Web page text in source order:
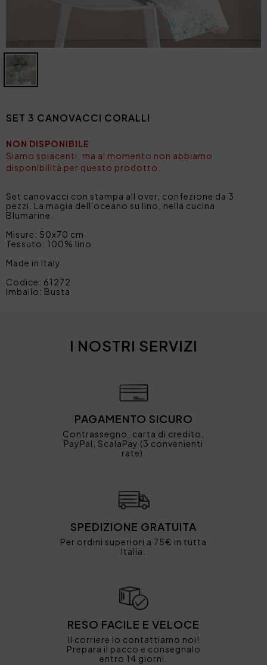
SET 3 CANOVACCI CORALLI
NON DISPONIBILE
Siamo spiacenti, ma al momento non abbiamo
disponibilità per questo prodotto.
Set canovacci con stampa all over, confezione da 3
pezzi. La magia dell'oceano su lino, nella cucina
Blumarine.
Misure: 50x70 cm
Tessuto: 100% lino
Made in Italy
Codice: 61272
Imballo: Busta
I NOSTRI SERVIZI
PAGAMENTO SICURO
Contrassegno, carta di credito,
PayPal, ScalaPay (3 convenienti
rate).
SPEDIZIONE GRATUITA
Per ordini superiori a 75€ in tutta
Italia.
RESO FACILE E VELOCE
Il corriere lo contattiamo noi!
Prepara il pacco e consegnalo
entro 14 giorni.